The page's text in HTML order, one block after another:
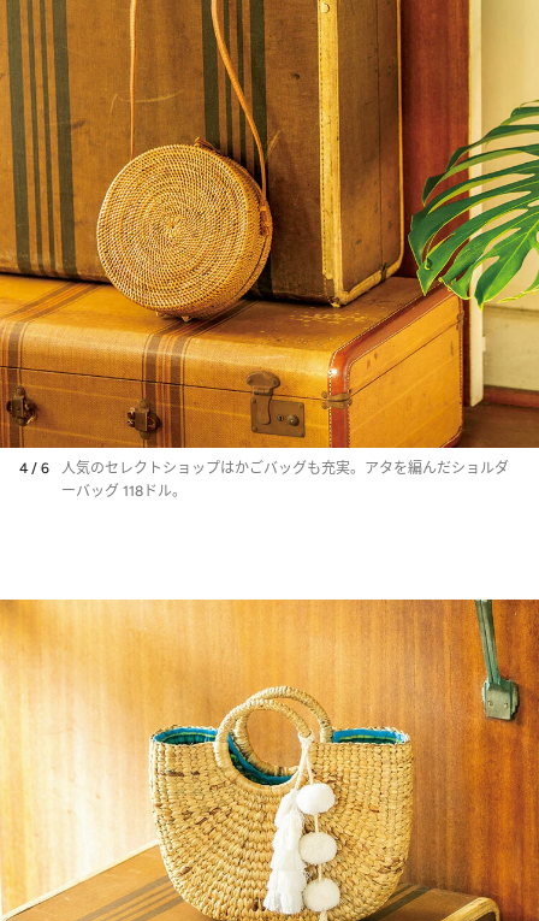
4 / 6
人気のセレクトショップはかごバッグも充実。アタを編んだショルダ
ーバッグ 118ドル。